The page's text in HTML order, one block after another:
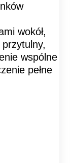
wokół,
wspólne
pełne